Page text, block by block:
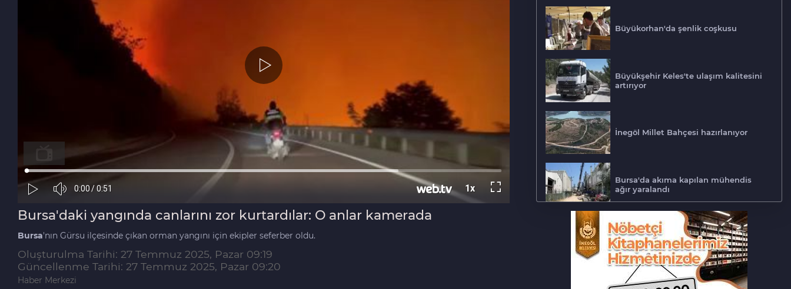
Bursa'daki yangında canlarını zor kurtardılar: O anlar kamerada
Bursa'nın Gürsu ilçesinde çıkan orman yangını için ekipler seferber oldu.
Oluşturulma Tarihi: 27 Temmuz 2025, Pazar 09:19
Güncellenme Tarihi: 27 Temmuz 2025, Pazar 09:20
Haber Merkezi
Büyükorhan'da şenlik coşkusu
Büyükşehir Keles'te ulaşım kalitesini
artırıyor
İnegöl Millet Bahçesi hazırlanıyor
Bursa'da akıma kapılan mühendis
ağır yaralandı
Bursa'da otomobil motosikletle
çarpıştı: 2'si çocuk 3 yaralı
Bursa'daki can alan kaza saniye